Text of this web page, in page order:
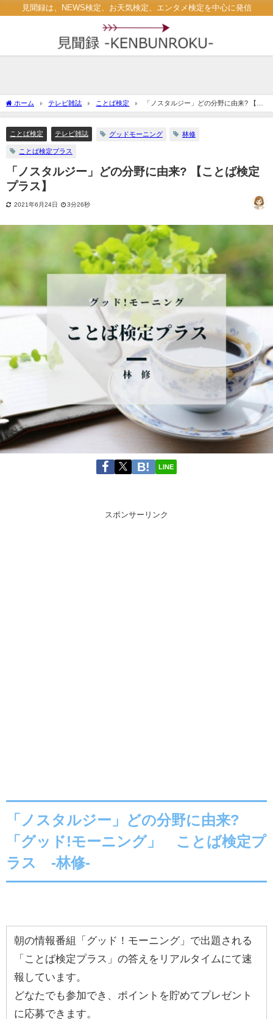
見聞録は、NEWS検定、お天気検定、エンタメ検定を中心に発信
ホーム テレビ雑誌 ことば検定
「ノスタルジー」どの分野に由来? 【こ
とば検定プラス】
ことば検定 テレビ雑誌 グッドモーニング 林修
ことば検定プラス
「ノスタルジー」どの分野に由来? 【ことば検定
プラス】
2021年6月24日 3分26秒
LINE
スポンサーリンク
「ノスタルジー」どの分野に由来?
「グッド!モーニング」 ことば検定プ
ラス -林修-
朝の情報番組「グッド！モーニング」で出題される
「ことば検定プラス」の答えをリアルタイムにて速
報しています。
どなたでも参加でき、ポイントを貯めてプレゼント
に応募できます。